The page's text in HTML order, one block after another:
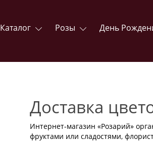
Каталог Розы День
Доставка
Интернет-магазин «Розарий»
фруктами или сладостями,